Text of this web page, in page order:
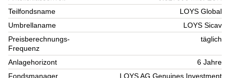
Teilfondsname
LOYS Global
Umbrellaname
LOYS Sicav
Preisberechnungs-
Frequenz
täglich
Anlagehorizont
6 Jahre
Fondsmanager
LOYS AG Genuines Investment